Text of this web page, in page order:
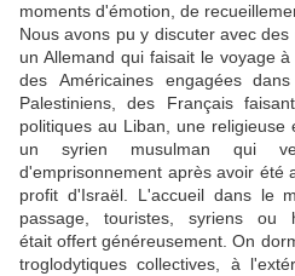
moments d'émotion, de
Nous avons pu y discuter avec
un Allemand qui faisait le voyage
des Américaines engagées
Palestiniens, des Français
politiques au Liban, une religieuse
un syrien musulman qui
d'emprisonnement après avoir été
profit d'Israël. L'accueil dans le
passage, touristes, syriens ou
était offert généreusement. On
troglodytiques collectives, à